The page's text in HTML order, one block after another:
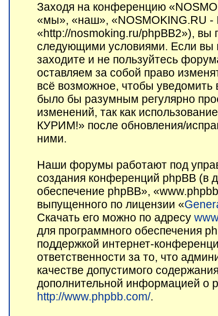
Заходя на конференцию
«мы», «наш», «NOSMOKING.RU
«http://nosmoking.ru/phpBB2»), вы
следующими условиями. Если вы
заходите и не пользуйтесь
оставляем за собой право
всё возможное, чтобы
было бы разумным регулярно
изменений, так как
КУРИМ!» после обновления/
ними.
Наши форумы работают под
создания конференций phpBB (в
обеспечение phpBB»,
выпущенного по лицензии «
Скачать его можно по адресу
для программного обеспечения
поддержкой интернет-
ответственности за то, что
качестве допустимого
дополнительной информацией о
http://www.phpbb.com/.